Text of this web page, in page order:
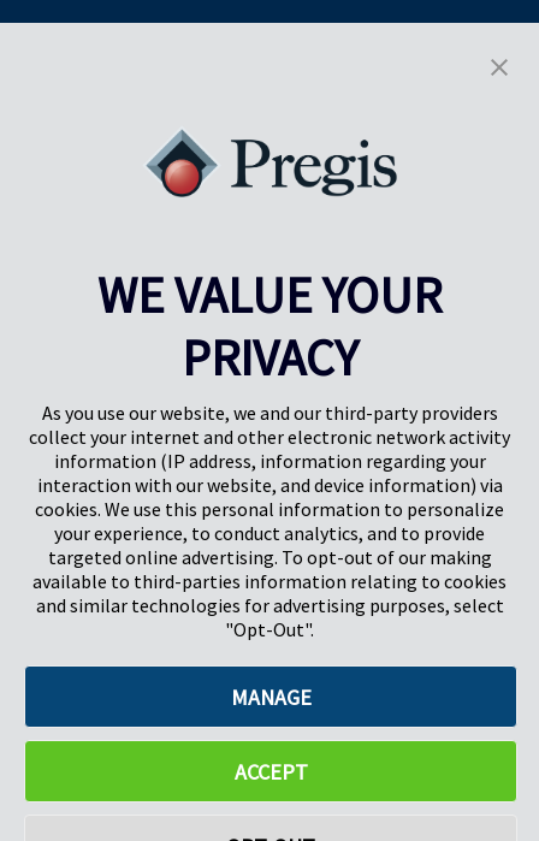
Hertfordshire, Verenigd Koninkrijk
SG1 2DG
Pregis IQ-center
Park Forum 1053
Nederland
Pregis GmbH
Rheinpromenade 13
40789 Monheim am Rhein
Deutschland
Bestuurders: K.J. Baudhuin, D.K. LaVanWay, L. Darnell
©2026 Pregis LLC. Alle rechten voorbehouden.
WE VALUE YOUR
PRIVACY
As you use our website, we and our third-party providers
collect your internet and other electronic network activity
information (IP address, information regarding your
interaction with our website, and device information) via
cookies. We use this personal information to personalize
your experience, to conduct analytics, and to provide
targeted online advertising. To opt-out of our making
available to third-parties information relating to cookies
and similar technologies for advertising purposes, select
"Opt-Out".
MANAGE
ACCEPT